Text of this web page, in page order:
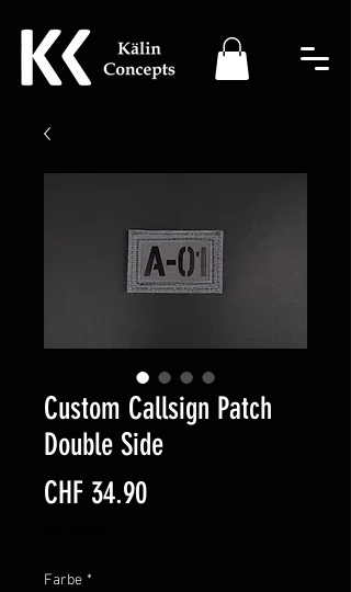
Custom Callsign Patch
Double Side
CHF 34.90Preis
Farbe *